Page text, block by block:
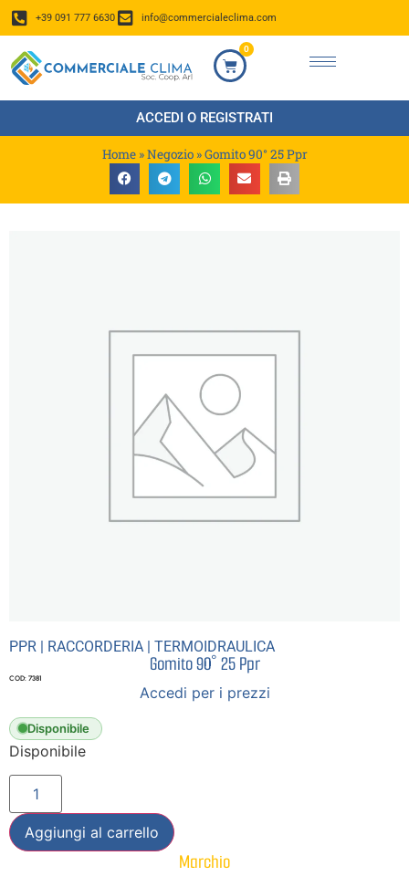
+39 091 777 6630 info@commercialeclima.com
0
ACCEDI O REGISTRATI
Home»Negozio»Gomito 90° 25 Ppr
PPR | RACCORDERIA | TERMOIDRAULICA
Gomito 90° 25 Ppr
COD: 7381
Accedi per i prezzi
Disponibile
Disponibile
Aggiungi al carrello
Marchio